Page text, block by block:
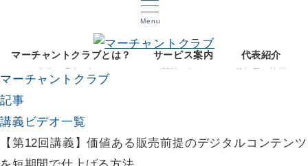
Menu
マーチャントクラブとは？
文化と理念を知る
サービス案内 代表紹介
マーチャントクラブ
記事
講義ビデオ一覧
【第12回講義】価値ある販売前提のデジタルコンテンツ